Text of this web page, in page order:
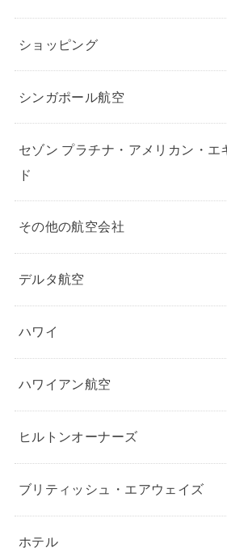
ショッピング
シンガポール航空
セゾン プラチナ・アメリカン・エ
ド
その他の航空会社
デルタ航空
ハワイ
ハワイアン航空
ヒルトンオーナーズ
ブリティッシュ・エアウェイズ
ホテル